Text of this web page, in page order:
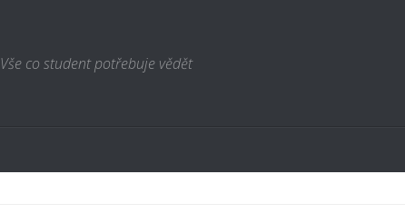
Vše co student potřebuje vědět